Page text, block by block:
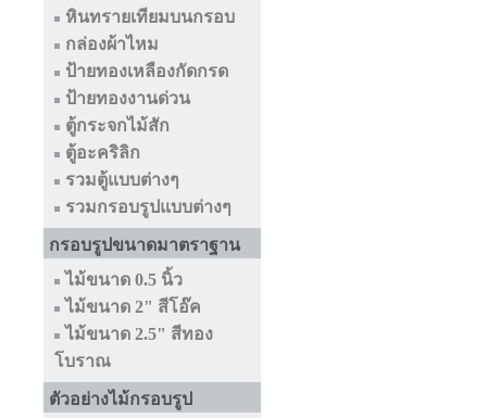
หินทรายเทียมบนกรอบ
กล่องผ้าไหม
ป้ายทองเหลืองกัดกรด
ป้ายทองงานด่วน
ตู้กระจกไม้สัก
ตู้อะคริลิก
รวมตู้แบบต่างๆ
รวมกรอบรูปแบบต่างๆ
กรอบรูปขนาดมาตราฐาน
ไม้ขนาด 0.5 นิ้ว
ไม้ขนาด 2" สีโอ๊ค
ไม้ขนาด 2.5" สีทอง
โบราณ
ตัวอย่างไม้กรอบรูป